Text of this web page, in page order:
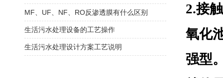
2.接
氧化
强型
MF、UF、NF、RO反渗透膜有什么区别
生活污水处理设备的工艺操作
生活污水处理设计方案工艺说明